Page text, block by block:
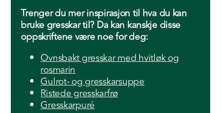
Trenger du mer inspirasjon til hva du kan
bruke gresskar til? Da kan kanskje disse
oppskriftene være noe for deg:
Ovnsbakt gresskar med hvitløk og
rosmarin
Gulrot- og gresskarsuppe
Ristede gresskarfrø
Gresskarpuré